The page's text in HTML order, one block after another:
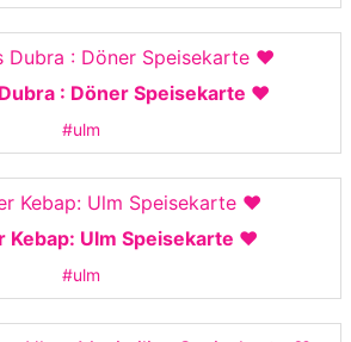
: Döner Speisekarte ❤️
#ulm
Kebap: Ulm Speisekarte ❤️
#ulm